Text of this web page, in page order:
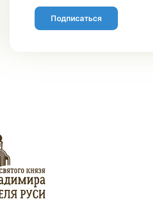
Подписаться